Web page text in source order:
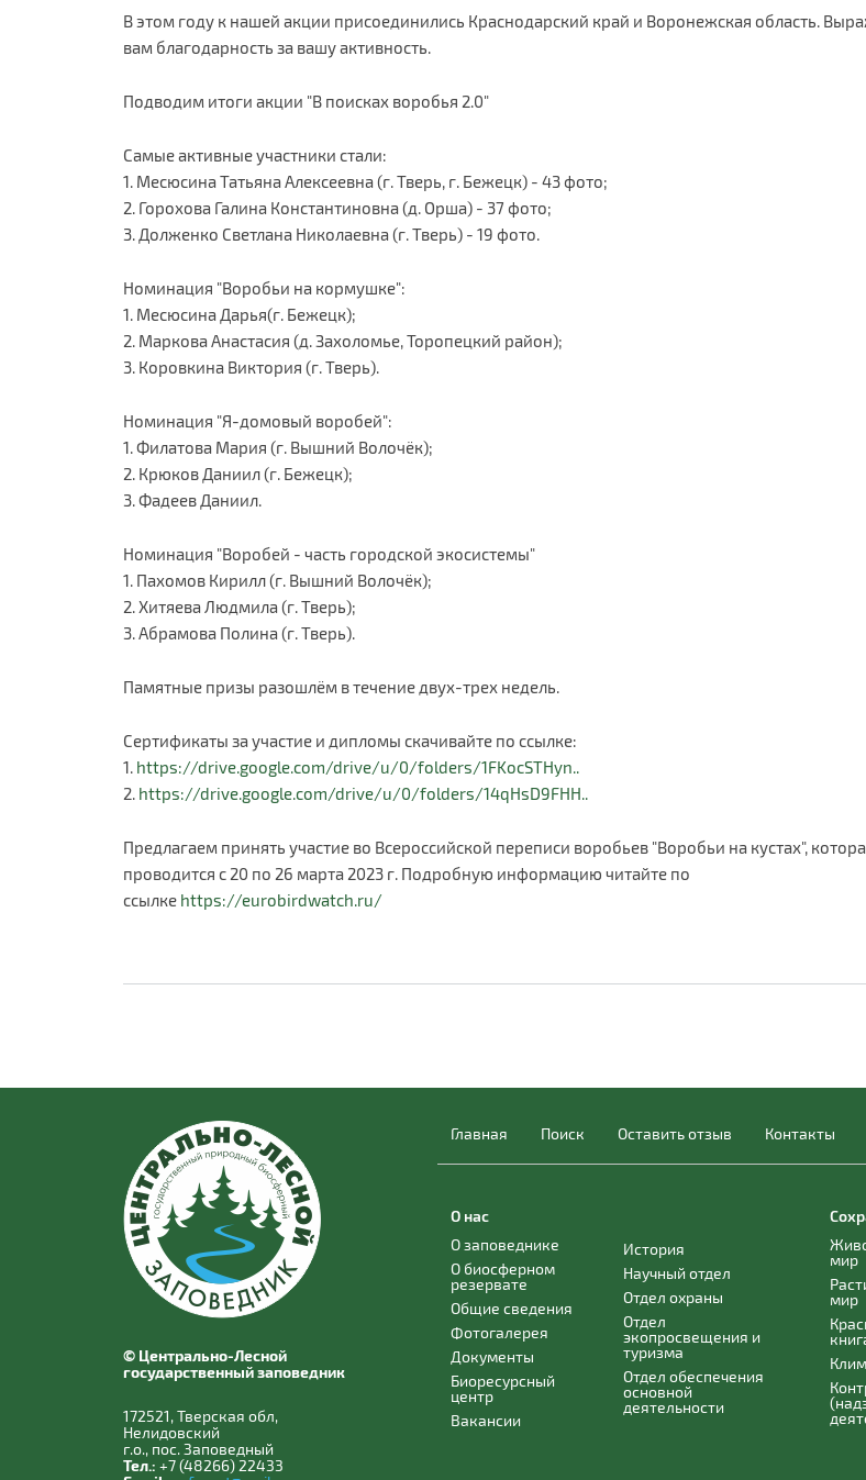
В этом году к нашей акции присоединились Краснодарский край и Воронежская область.
вам благодарность за вашу активность.
Подводим итоги акции "В поисках воробья 2.0"
Самые активные участники стали:
1. Месюсина Татьяна Алексеевна (г. Тверь, г. Бежецк) - 43 фото;
2. Горохова Галина Константиновна (д. Орша) - 37 фото;
3. Долженко Светлана Николаевна (г. Тверь) - 19 фото.
Номинация "Воробьи на кормушке":
1. Месюсина Дарья(г. Бежецк);
2. Маркова Анастасия (д. Захоломье, Торопецкий район);
3. Коровкина Виктория (г. Тверь).
Номинация "Я-домовый воробей":
1. Филатова Мария (г. Вышний Волочёк);
2. Крюков Даниил (г. Бежецк);
3. Фадеев Даниил.
Номинация "Воробей - часть городской экосистемы"
1. Пахомов Кирилл (г. Вышний Волочёк);
2. Хитяева Людмила (г. Тверь);
3. Абрамова Полина (г. Тверь).
Памятные призы разошлём в течение двух-трех недель.
Сертификаты за участие и дипломы скачивайте по ссылке:
1. https://drive.google.com/drive/u/0/folders/1FKocSTHyn..
2. https://drive.google.com/drive/u/0/folders/14qHsD9FHH..
Предлагаем принять участие во Всероссийской переписи воробьев "Воробьи на кустах",
проводится с 20 по 26 марта 2023 г. Подробную информацию читайте по
ссылке https://eurobirdwatch.ru/
© Центрально-Лесной
государственный заповедник
172521, Тверская обл,
Нелидовский
г.о., пос. Заповедный
Тел.: +7 (48266) 22433
Главная Поиск Оставить отзыв Контакты
О нас
О заповеднике
О биосферном
резервате
Общие сведения
Фотогалерея
Документы
Биоресурсный
центр
Вакансии
История
Научный отдел
Отдел охраны
Отдел
экопросвещения и
туризма
Отдел обеспечения
основной
деятельности
мир
мир